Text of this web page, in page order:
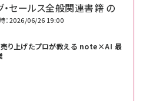
セールス全般関連書籍 の
：2026/06/26 19:00
り上げたプロが教える note×AI 最